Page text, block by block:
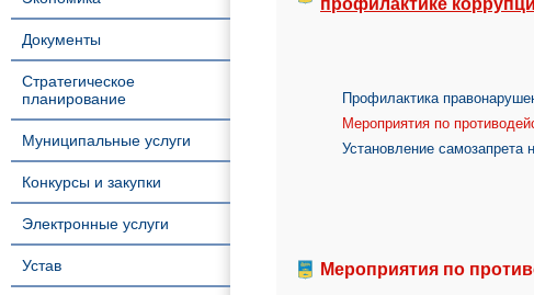
Документы
Стратегическое
планирование
Муниципальные услуги
Конкурсы и закупки
Электронные услуги
Устав
профилактике
Профилактика
Мероприятия по
Установление самозапрета
Мероприятия по